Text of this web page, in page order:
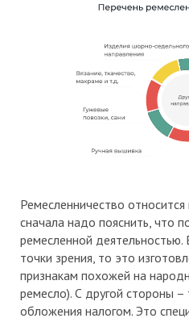
Ремесленничество
сначала надо пояснить, что
ремесленной деятельностью.
точки зрения, то это
признакам похожей на
ремесло). С другой стороны
обложения налогом. Это